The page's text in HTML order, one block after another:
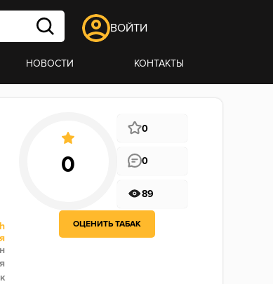
ВОЙТИ
НОВОСТИ КОНТАКТЫ
0
0
89
ОЦЕНИТЬ ТАБАК